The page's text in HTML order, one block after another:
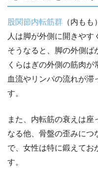
股関節内転筋群 （内も
人は脚が外側に開きやす
そうなると、脚の外側ば
くらはぎの外側の筋肉
血流やリンパの流れが滞
す。
また、内転筋の衰えは座
なる他、骨盤の歪みにつ
で、女性は特に鍛えてお
す。